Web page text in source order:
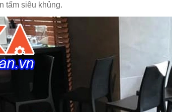
tấm siêu khủng.